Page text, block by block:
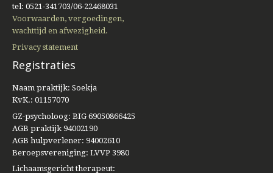
tel: 0521-341703/06-22468031
Voorwaarden, vergoedingen,
wachttijd en afwezigheid.
Privacy statement
Registraties
Naam praktijk: Soekja
KvK.: 01157070
GZ-psycholoog: BIG 69050866425
AGB praktijk 94002190
AGB hulpverlener: 94002610
Beroepsvereniging: LVVP 3980
Lichaamsgericht therapeut: